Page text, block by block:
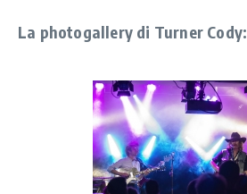
La photogallery di Turner Cody: